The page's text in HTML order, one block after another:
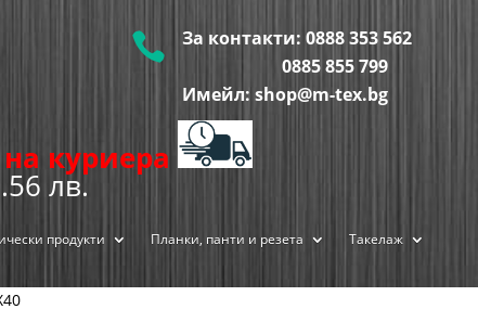
 За контакти:0888 353 562
0885 855799
Имейл: shop@m-tex.bg
куриера
лв.
продукти Планки, панти и резета Такелаж